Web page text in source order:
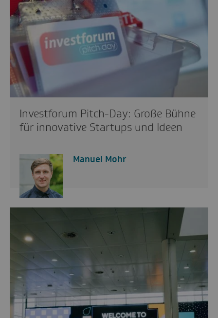
Investforum Pitch-Day: Große Bühne
für innovative Startups und Ideen
Manuel Mohr